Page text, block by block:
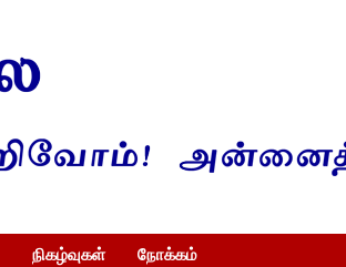
நிகழ்வுகள் நோக்கம்